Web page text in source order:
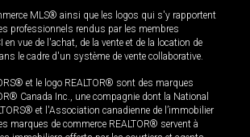
MLS® ainsi que les logos qui s'y rapportent
professionnels rendus par les membres
en vue de l'achat, de la vente et de la location de
le cadre d'un système de vente collaborative.
et le logo REALTOR® sont des marques
Canada Inc., une compagnie dont la National
et l'Association canadienne de l’immobilier
marques de commerce REALTOR® servent à